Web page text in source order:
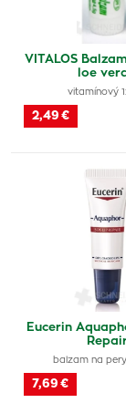
VITALOS
loe
vitamínový
2,49 €
Eucerin
balzam na pery
7,69 €